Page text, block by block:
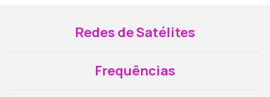
Redes de Satélites
Frequências